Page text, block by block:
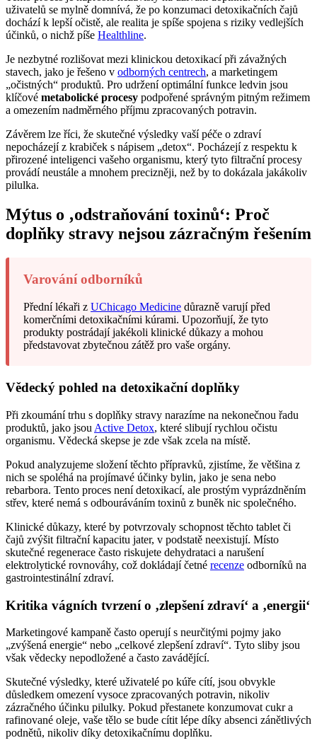
uživatelů se mylně domnívá, že po konzumaci detoxikačních čajů
dochází k lepší očistě, ale realita je spíše spojena s riziky vedlejších
účinků, o nichž píše Healthline.
Je nezbytné rozlišovat mezi klinickou detoxikací při závažných
stavech, jako je řešeno v odborných centrech, a marketingem
„očistných“ produktů. Pro udržení optimální funkce ledvin jsou
klíčové metabolické procesy podpořené správným pitným režimem
a omezením nadměrného příjmu zpracovaných potravin.
Závěrem lze říci, že skutečné výsledky vaší péče o zdraví
nepocházejí z krabiček s nápisem „detox“. Pocházejí z respektu k
přirozené inteligenci vašeho organismu, který tyto filtrační procesy
provádí neustále a mnohem precizněji, než by to dokázala jakákoliv
pilulka.
Mýtus o ‚odstraňování toxinů‘: Proč
doplňky stravy nejsou zázračným řešením
Varování odborníků
Přední lékaři z UChicago Medicine důrazně varují před
komerčními detoxikačními kúrami. Upozorňují, že tyto
produkty postrádají jakékoli klinické důkazy a mohou
představovat zbytečnou zátěž pro vaše orgány.
Vědecký pohled na detoxikační doplňky
Při zkoumání trhu s doplňky stravy narazíme na nekonečnou řadu
produktů, jako jsou Active Detox, které slibují rychlou očistu
organismu. Vědecká skepse je zde však zcela na místě.
Pokud analyzujeme složení těchto přípravků, zjistíme, že většina z
nich se spoléhá na projímavé účinky bylin, jako je sena nebo
rebarbora. Tento proces není detoxikací, ale prostým vyprázdněním
střev, které nemá s odbouráváním toxinů z buněk nic společného.
Klinické důkazy, které by potvrzovaly schopnost těchto tablet či
čajů zvýšit filtrační kapacitu jater, v podstatě neexistují. Místo
skutečné regenerace často riskujete dehydrataci a narušení
elektrolytické rovnováhy, což dokládají četné recenze odborníků na
gastrointestinální zdraví.
Kritika vágních tvrzení o ‚zlepšení zdraví‘ a ‚energii‘
Marketingové kampaně často operují s neurčitými pojmy jako
„zvýšená energie“ nebo „celkové zlepšení zdraví“. Tyto sliby jsou
však vědecky nepodložené a často zavádějící.
Skutečné výsledky, které uživatelé po kúře cítí, jsou obvykle
důsledkem omezení vysoce zpracovaných potravin, nikoliv
zázračného účinku pilulky. Pokud přestanete konzumovat cukr a
rafinované oleje, vaše tělo se bude cítit lépe díky absenci zánětlivých
podnětů, nikoliv díky detoxikačnímu doplňku.